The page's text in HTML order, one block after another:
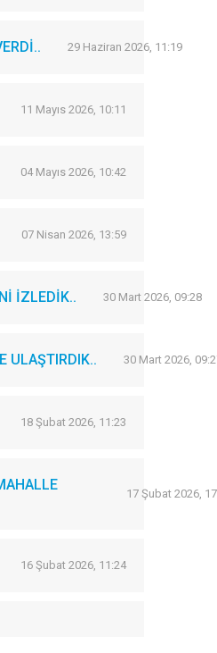
29 Haziran 2026, 11:19
11 Mayıs 2026, 10:11
04 Mayıs 2026, 10:42
07 Nisan 2026, 13:59
İZLEDİK.. 30 Mart 2026, 09:28
ULAŞTIRDIK.. 30 Mart 2026,
18 Şubat 2026, 11:23
17 Şubat 2026,
16 Şubat 2026, 11:24